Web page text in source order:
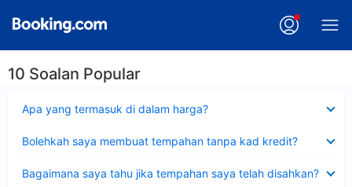
10 Soalan Popular
Apa yang termasuk di dalam harga?
Bolehkah saya membuat tempahan tanpa kad kredit?
Bagaimana saya tahu jika tempahan saya telah disahkan?